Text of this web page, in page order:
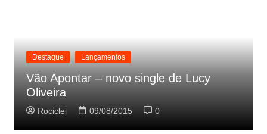
Destaque Lançamentos
Vão Apontar – novo single de Lucy
Oliveira
Rociclei 09/08/2015 0